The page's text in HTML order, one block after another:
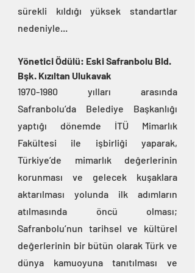
sürekli kıldığı yüksek standartlar
nedeniyle...
Yönetici Ödülü: Eski Safranbolu Bld.
Bşk. Kızıltan Ulukavak
1970-1980 yılları arasında
Safranbolu’da Belediye Başkanlığı
yaptığı dönemde İTÜ Mimarlık
Fakültesi ile işbirliği yaparak,
Türkiye’de mimarlık değerlerinin
korunması ve gelecek kuşaklara
aktarılması yolunda ilk adımların
atılmasında öncü olması;
Safranbolu’nun tarihsel ve kültürel
değerlerinin bir bütün olarak Türk ve
dünya kamuoyuna tanıtılması ve